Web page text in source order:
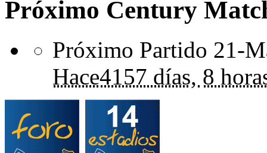
Próximo Century
Próximo Partido 21-
Hace4157 días, 8